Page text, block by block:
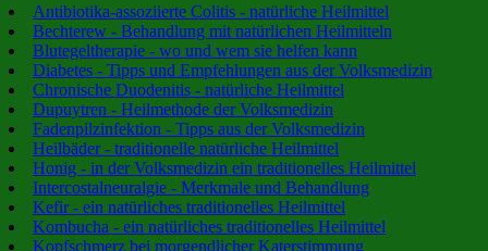
Antibiotika-assoziierte Colitis - natürliche Heilmittel
Bechterew - Behandlung mit natürlichen Heilmitteln
Blutegeltherapie - wo und wem sie helfen kann
Diabetes - Tipps und Empfehlungen aus der Volksmedizin
Chronische Duodenitis - natürliche Heilmittel
Dupuytren - Heilmethode der Volksmedizin
Fadenpilzinfektion - Tipps aus der Volksmedizin
Heilbäder - traditionelle natürliche Heilmittel
Honig - in der Volksmedizin ein traditionelles Heilmittel
Intercostalneuralgie - Merkmale und Behandlung
Kefir - ein natürliches traditionelles Heilmittel
Kombucha - ein natürliches traditionelles Heilmittel
Kopfschmerz bei morgendlicher Katerstimmung